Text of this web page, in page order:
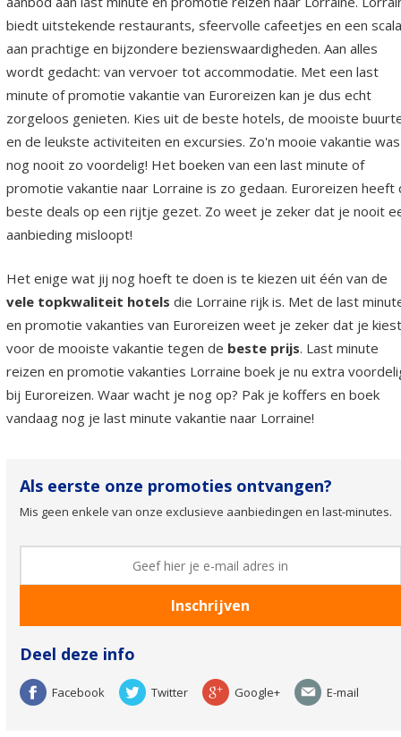
biedt uitstekende restaurants, sfeervolle cafeetjes en een scala
aan prachtige en bijzondere bezienswaardigheden. Aan alles
wordt gedacht: van vervoer tot accommodatie. Met een last
minute of promotie vakantie van Euroreizen kan je dus echt
zorgeloos genieten. Kies uit de beste hotels, de mooiste
en de leukste activiteiten en excursies. Zo'n mooie vakantie was
nog nooit zo voordelig! Het boeken van een last minute of
promotie vakantie naar Lorraine is zo gedaan. Euroreizen heeft
beste deals op een rijtje gezet. Zo weet je zeker dat je nooit
aanbieding misloopt!
Het enige wat jij nog hoeft te doen is te kiezen uit één van de
vele topkwaliteit hotels die Lorraine rijk is. Met de last
en promotie vakanties van Euroreizen weet je zeker dat je kiest
voor de mooiste vakantie tegen de beste prijs. Last minute
reizen en promotie vakanties Lorraine boek je nu extra
bij Euroreizen. Waar wacht je nog op? Pak je koffers en boek
vandaag nog je last minute vakantie naar Lorraine!
Als eerste onze promoties ontvangen?
Mis geen enkele van onze exclusieve aanbiedingen en last-minutes.
Deel deze info
Facebook Twitter Google+ E-mail